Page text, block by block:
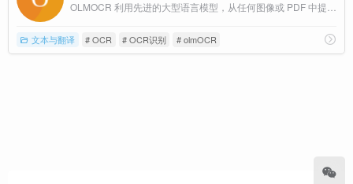
文本与翻译 # OCR # OCR识别 # olmOCR